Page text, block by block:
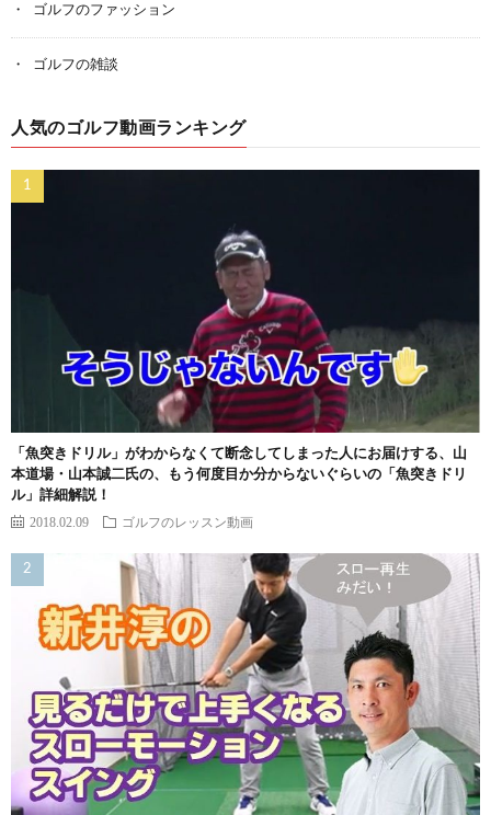
ゴルフのファッション
ゴルフの雑談
人気のゴルフ動画ランキング
「魚突きドリル」がわからなくて断念してしまった人にお届けする、山
本道場・山本誠二氏の、もう何度目か分からないぐらいの「魚突きドリ
ル」詳細解説！
2018.02.09 ゴルフのレッスン動画